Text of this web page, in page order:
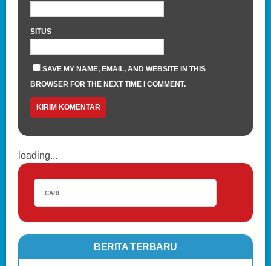
SITUS
SAVE MY NAME, EMAIL, AND WEBSITE IN THIS
BROWSER FOR THE NEXT TIME I COMMENT.
loading...
BERITA TERBARU